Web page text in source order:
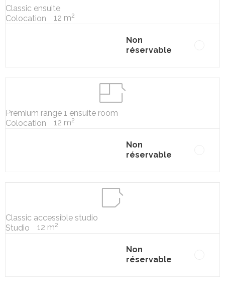
Classic ensuite
Colocation
12 m2
Non
réservable
Premium range 1 ensuite room
Colocation
12 m2
Non
réservable
Classic accessible studio
Studio
12 m2
Non
réservable